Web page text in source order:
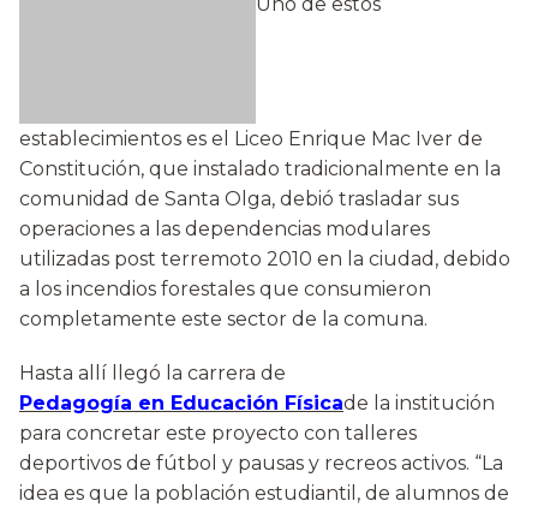
establecimientos es el Liceo Enrique Mac Iver de
Constitución, que instalado tradicionalmente en la
comunidad de Santa Olga, debió trasladar sus
operaciones a las dependencias modulares
utilizadas post terremoto 2010 en la ciudad, debido
a los incendios forestales que consumieron
completamente este sector de la comuna.
Hasta allí llegó la carrera de
Pedagogía en Educación Físicade la institución
para concretar este proyecto con talleres
deportivos de fútbol y pausas y recreos activos. “La
idea es que la población estudiantil, de alumnos de